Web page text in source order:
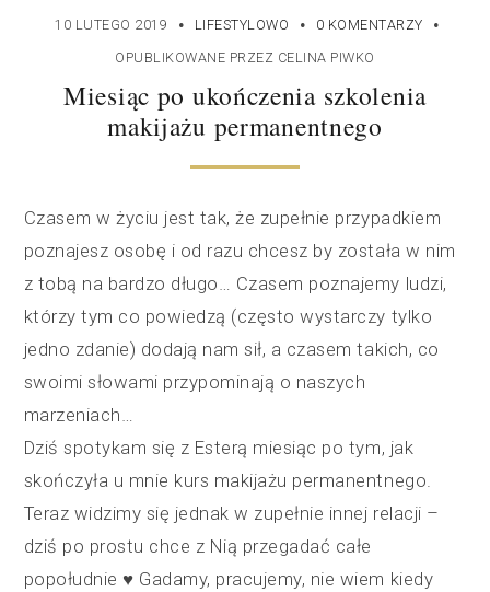
10 LUTEGO 2019 · LIFESTYLOWO · 0 KOMENTARZY ·
OPUBLIKOWANE PRZEZ CELINA PIWKO
Miesiąc po ukończenia szkolenia
makijażu permanentnego
Czasem w życiu jest tak, że zupełnie przypadkiem
poznajesz osobę i od razu chcesz by została w nim
z tobą na bardzo długo… Czasem poznajemy ludzi,
którzy tym co powiedzą (często wystarczy tylko
jedno zdanie) dodają nam sił, a czasem takich, co
swoimi słowami przypominają o naszych
marzeniach…
Dziś spotykam się z Esterą miesiąc po tym, jak
skończyła u mnie kurs makijażu permanentnego.
Teraz widzimy się jednak w zupełnie innej relacji –
dziś po prostu chce z Nią przegadać całe
popołudnie ♥️ Gadamy, pracujemy, nie wiem kiedy